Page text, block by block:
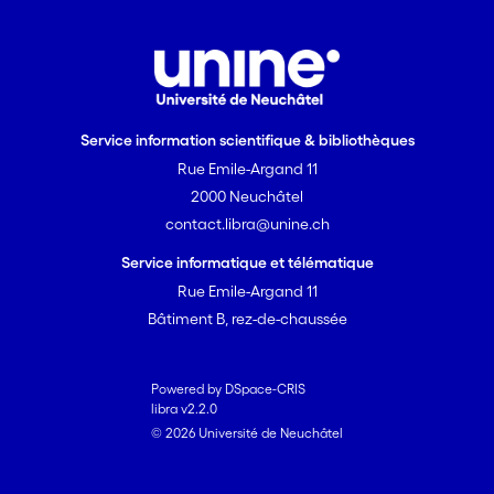
Service information scientifique & bibliothèques
Rue Emile-Argand 11
2000 Neuchâtel
contact.libra@unine.ch
Service informatique et télématique
Rue Emile-Argand 11
Bâtiment B, rez-de-chaussée
Powered by DSpace-CRIS
libra v2.2.0
© 2026 Université de Neuchâtel